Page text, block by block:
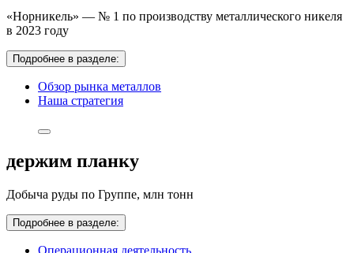
«Норникель» — № 1 по производству металлического никеля
в 2023 году
Подробнее в разделе:
Обзор рынка металлов
Наша стратегия
держим планку
Добыча руды по Группе, млн тонн
Подробнее в разделе:
Операционная деятельность